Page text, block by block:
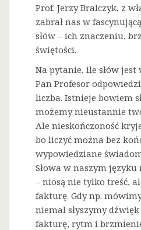
Prof. Jerzy Bralczyk, z
zabrał nas w
słów – ich znaczeniu,
świętości.
Na pytanie, ile słów
Pan Profesor
liczba. Istnieje bowiem
możemy nieustannie
Ale nieskończoność
bo liczyć można bez
wypowiedziane
Słowa w naszym
– niosą nie tylko treść,
fakturę. Gdy np.
niemal słyszymy dźwięk
fakturę, rytm i